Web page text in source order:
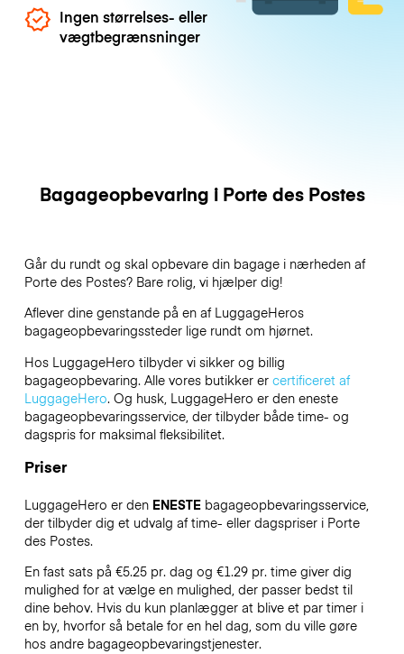
Ingen størrelses- eller
vægtbegrænsninger
Bagageopbevaring i Porte des Postes
Går du rundt og skal opbevare din bagage i nærheden af
Porte des Postes? Bare rolig, vi hjælper dig!
Aflever dine genstande på en af LuggageHeros
bagageopbevaringssteder lige rundt om hjørnet.
Hos LuggageHero tilbyder vi sikker og billig
bagageopbevaring. Alle vores butikker er certificeret af
LuggageHero. Og husk, LuggageHero er den eneste
bagageopbevaringsservice, der tilbyder både time- og
dagspris for maksimal fleksibilitet.
Priser
LuggageHero er den ENESTEbagageopbevaringsservice,
der tilbyder dig et udvalg af time- eller dagspriser i Porte
des Postes.
En fast sats på €5.25 pr. dag og €1.29 pr. time giver dig
mulighed for at vælge en mulighed, der passer bedst til
dine behov. Hvis du kun planlægger at blive et par timer i
en by, hvorfor så betale for en hel dag, som du ville gøre
hos andre bagageopbevaringstjenester.